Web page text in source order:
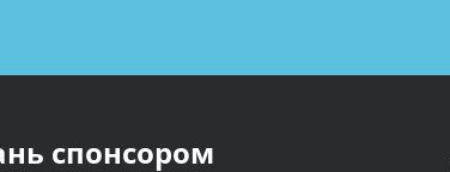
спонсором